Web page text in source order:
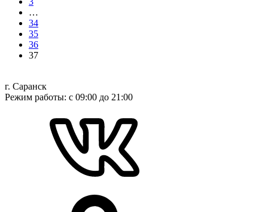
…
34
35
36
37
г. Саранск
Режим работы: с 09:00 до 21:00